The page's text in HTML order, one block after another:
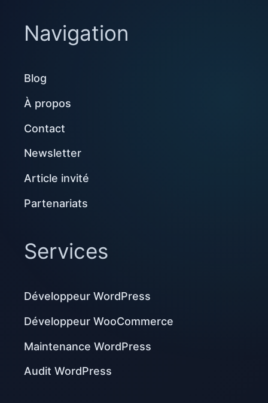
Navigation
Blog
À propos
Contact
Newsletter
Article invité
Partenariats
Services
Développeur WordPress
Développeur WooCommerce
Maintenance WordPress
Audit WordPress